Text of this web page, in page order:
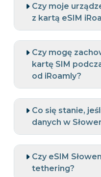
Czy moje
z kartą eSIM
Czy mogę
kartę SIM
od iRoamly?
Co się stanie,
danych w
Czy eSIM
tethering?